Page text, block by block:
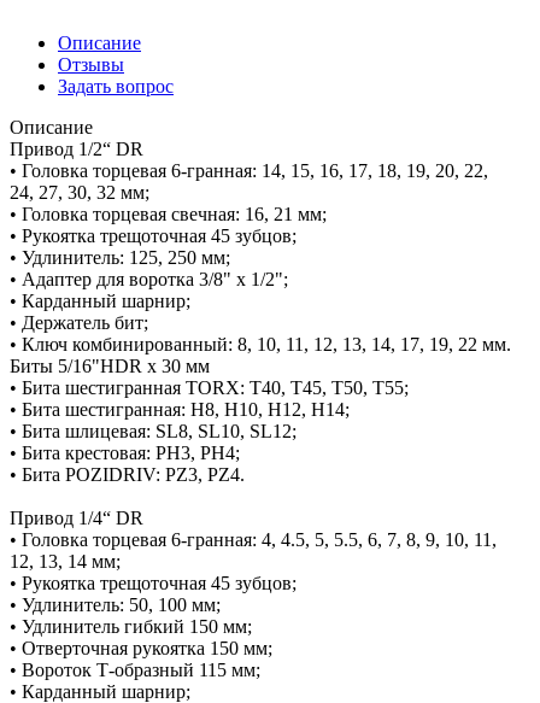
Описание
Отзывы
Задать вопрос
Описание
Привод 1/2“ DR
• Головка торцевая 6-гранная: 14, 15, 16, 17, 18, 19, 20, 22,
24, 27, 30, 32 мм;
• Головка торцевая свечная: 16, 21 мм;
• Рукоятка трещоточная 45 зубцов;
• Удлинитель: 125, 250 мм;
• Адаптер для воротка 3/8" х 1/2";
• Карданный шарнир;
• Держатель бит;
• Ключ комбинированный: 8, 10, 11, 12, 13, 14, 17, 19, 22 мм.
Биты 5/16"HDR х 30 мм
• Бита шестигранная TORX: Т40, Т45, Т50, Т55;
• Бита шестигранная: H8, H10, H12, H14;
• Бита шлицевая: SL8, SL10, SL12;
• Бита крестовая: PH3, PH4;
• Бита POZIDRIV: PZ3, PZ4.
Привод 1/4“ DR
• Головка торцевая 6-гранная: 4, 4.5, 5, 5.5, 6, 7, 8, 9, 10, 11,
12, 13, 14 мм;
• Рукоятка трещоточная 45 зубцов;
• Удлинитель: 50, 100 мм;
• Удлинитель гибкий 150 мм;
• Отверточная рукоятка 150 мм;
• Вороток Т-образный 115 мм;
• Карданный шарнир;